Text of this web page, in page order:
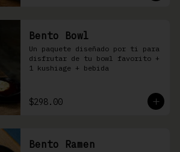
Bento Bowl
Un paquete diseñado por ti para
disfrutar de tu bowl favorito +
1 kushiage + bebida
$298.00
Bento Ramen